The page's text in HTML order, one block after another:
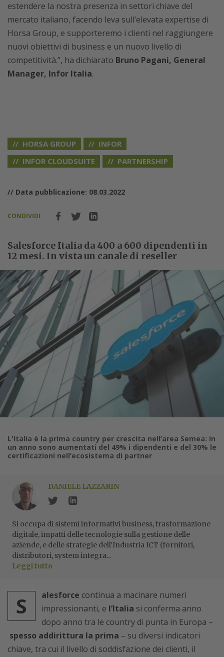
estendere la nostra presenza in settori chiave del
mercato italiano, facendo leva sull’elevata expertise di
Horsa Group, e supporteremo i clienti nel raggiungere
nuovi obiettivi di business e un nuovo livello di
competitività.”, ha dichiarato Bruno Pagani, General
Manager, Infor Italia.
HORSA GROUP
INFOR
INFOR CLOUDSUITE
PARTNERSHIP
// Data pubblicazione: 08.03.2022
CONDIVIDI:
Salesforce Italia da 400 a 600 dipendenti in
12 mesi. In vista un canale di reseller
L'Italia è la prima country per crescita nell’area Semea: in
un anno sono aumentati del 49% i dipendenti e del 30% le
certificazioni nell’ecosistema di partner
DANIELE LAZZARIN
Si occupa di sistemi informativi business, trasformazione
digitale, impatti delle tecnologie sulla gestione delle
aziende, e delle strategie dell'Industria ICT (fornitori,
distributori, system integra...
Leggi tutto
S alesforce continua a macinare numeri
impressionanti, e l’Italia si conferma anno
dopo anno tra le country di punta in Europa –
spesso addirittura la prima – su diversi indicatori
chiave, tra cui il livello di soddisfazione dei clienti, il